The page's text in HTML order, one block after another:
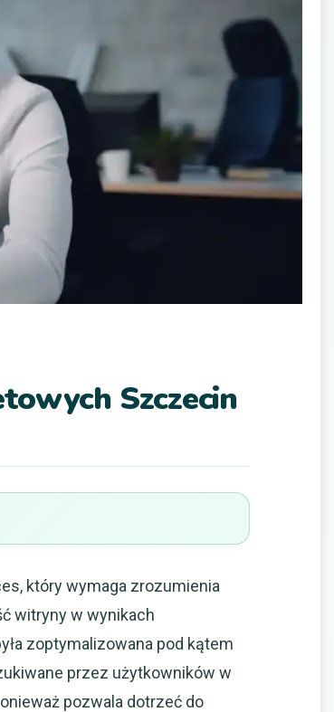
Szczecin
który wymaga zrozumienia
witryny w wynikach
zoptymalizowana pod kątem
przez użytkowników w
pozwala dotrzeć do